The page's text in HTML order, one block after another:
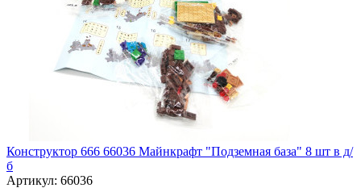
Конструктор 666 66036 Майнкрафт "Подземная база" 8 шт в д/
б
Артикул: 66036